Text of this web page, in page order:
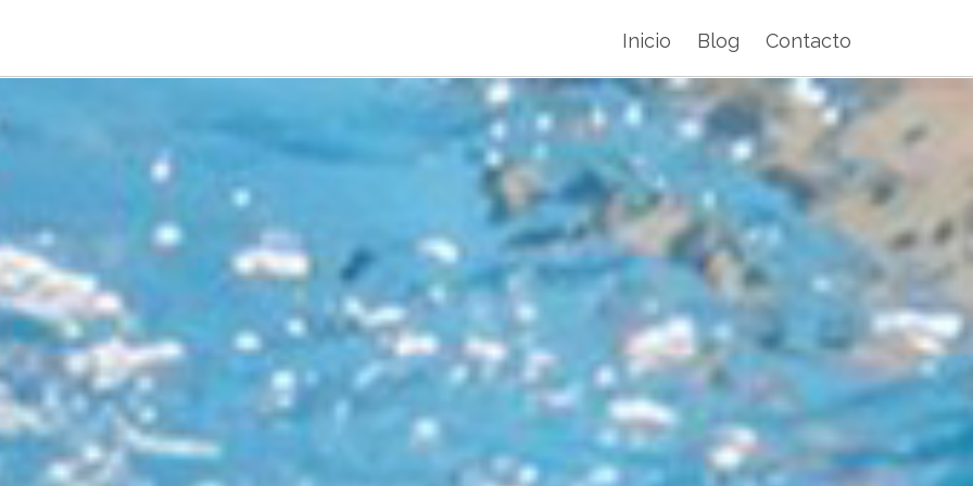
Main
navigation
Inicio Blog Contacto